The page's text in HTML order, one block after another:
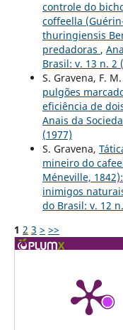
controle do
coffeella
thuringiensis
predadoras ,
Brasil: v. 13 n. 2
S. Gravena, F.
pulgões
eficiência de
Anais da
(1977)
S. Gravena,
mineiro do
Méneville,
inimigos
do Brasil: v. 12
1 2 3 > >>